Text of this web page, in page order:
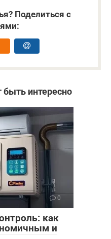
Поделиться с
интересно
0
как
и